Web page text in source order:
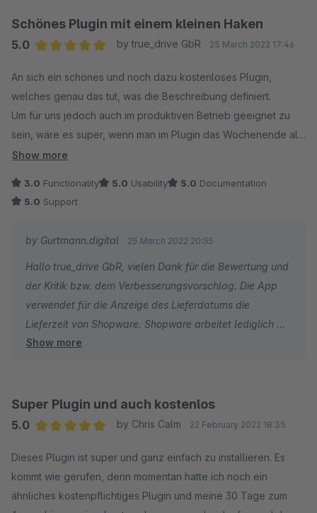
Schönes Plugin mit einem kleinen Haken
5.0
by true_drive GbR 25 March 2022 17:46
An sich ein schönes und noch dazu kostenloses Plugin,
welches genau das tut, was die Beschreibung definiert.
Um für uns jedoch auch im produktiven Betrieb geeignet zu
sein, wäre es super, wenn man im Plugin das Wochenende als
"nicht Versandtage" deklarieren könnte.
Freitag das Lieferdatum "zwischen 25.03. und 28.03."
ausgegeben, da das Plugin nur die Tage zählt und nicht Feier-
Show more
3.0 Functionality 5.0 Usability 5.0 Documentation
5.0 Support
by Gurtmann.digital 25 March 2022 20:55
Hallo true_drive GbR, vielen Dank für die Bewertung und
der Kritik bzw. dem Verbesserungsvorschlag. Die App
verwendet für die Anzeige des Lieferdatums die
Lieferzeit von Shopware. Shopware arbeitet lediglich mit
Tagen - nicht mit Werk- oder Arbeitstagen. In den
Update (Version 1.2.0) zur Verfügung gestellt. Ab sofort
kann in den App-Einstellungen aktiviert werden, dass
entsprechend verlängern. Bei einer Lieferzeit von 1-3
Tagen wird dieser Zeitraum so dann auf 1-5 Tage
erweitert wenn Tag 2 und 3 beispielsweise auf einen
Show more
Super Plugin und auch kostenlos
5.0
by Chris Calm 22 February 2022 18:35
Dieses Plugin ist super und ganz einfach zu installieren. Es
kommt wie gerufen, denn momentan hatte ich noch ein
ähnliches kostenpflichtiges Plugin und meine 30 Tage zum